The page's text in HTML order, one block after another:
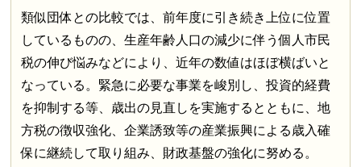
類似団体との比較では、前年度に引き続き上位に位置
しているものの、生産年齢人口の減少に伴う個人市民
税の伸び悩みなどにより、近年の数値はほぼ横ばいと
なっている。緊急に必要な事業を峻別し、投資的経費
を抑制する等、歳出の見直しを実施するとともに、地
方税の徴収強化、企業誘致等の産業振興による歳入確
保に継続して取り組み、財政基盤の強化に努める。